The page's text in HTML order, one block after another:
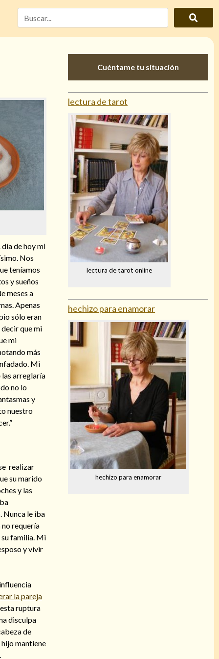
de hoy mi
Nos
teníamos
y sueños
meses a
Apenas
sólo eran
que mi
mi
más
Mi
las arreglaría
no lo
y
nuestro
realizar
su marido
y las
Nunca le iba
no requería
su familia. Mi
y vivir
la pareja
ruptura
disculpa
de
hijo mantiene
Cuéntame tu situación
lectura de tarot
lectura de tarot online
hechizo para enamorar
hechizo para enamorar